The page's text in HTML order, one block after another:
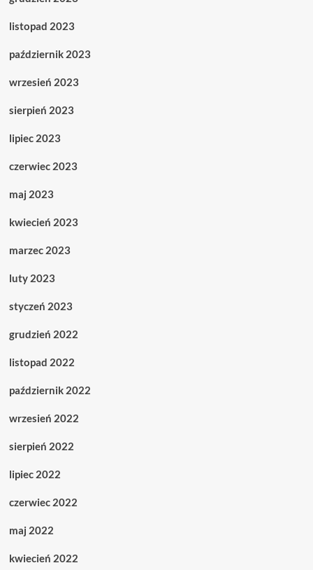
listopad 2023
październik 2023
wrzesień 2023
sierpień 2023
lipiec 2023
czerwiec 2023
maj 2023
kwiecień 2023
marzec 2023
luty 2023
styczeń 2023
grudzień 2022
listopad 2022
październik 2022
wrzesień 2022
sierpień 2022
lipiec 2022
czerwiec 2022
maj 2022
kwiecień 2022